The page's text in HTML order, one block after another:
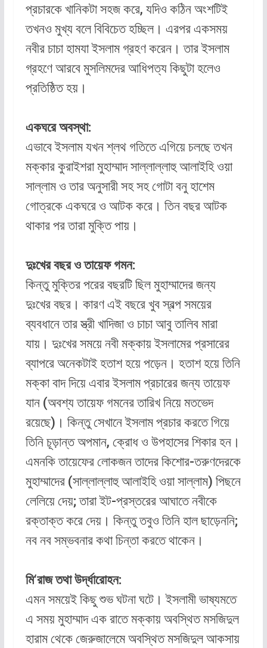
প্রচারকে খানিকটা সহজ করে, যদিও কঠিন অংশটিই
তখনও মুখ্য বলে বিবিচেত হচ্ছিল। এরপর একসময়
নবীর চাচা হামযা ইসলাম গ্রহণ করেন। তার ইসলাম
গ্রহণে আরবে মুসলিমদের আধিপত্য কিছুটা হলেও
প্রতিষ্ঠিত হয়।
একঘরে অবস্থা:
এভাবে ইসলাম যখন শ্লথ গতিতে এগিয়ে চলছে তখন
মক্কার কুরাইশরা মুহাম্মাদ সাল্লাল্লাহু আলাইহি ওয়া
সাল্লাম ও তার অনুসারী সহ সহ গোটা বনু হাশেম
গোত্রকে একঘরে ও আটক করে। তিন বছর আটক
থাকার পর তারা মুক্তি পায়।
দুঃখের বছর ও তায়েফ গমন:
কিন্তু মুক্তির পরের বছরটি ছিল মুহাম্মাদের জন্য
দুঃখের বছর। কারণ এই বছরে খুব স্বল্প সময়ের
ব্যবধানে তার স্ত্রী খাদিজা ও চাচা আবু তালিব মারা
যায়। দুঃখের সময়ে নবী মক্কায় ইসলামের প্রসারের
ব্যাপরে অনেকটাই হতাশ হয়ে পড়েন। হতাশ হয়ে তিনি
মক্কা বাদ দিয়ে এবার ইসলাম প্রচারের জন্য তায়েফ
যান (অবশ্য তায়েফ গমনের তারিখ নিয়ে মতভেদ
রয়েছে)। কিন্তু সেখানে ইসলাম প্রচার করতে গিয়ে
তিনি চূড়ান্ত অপমান, ক্রোধ ও উপহাসের শিকার হন।
এমনকি তায়েফের লোকজন তাদের কিশোর-তরুণদেরকে
মুহাম্মাদের (সাল্লাল্লাহু আলাইহি ওয়া সাল্লাম) পিছনে
লেলিয়ে দেয়; তারা ইট-প্রস্তরের আঘাতে নবীকে
রক্তাক্ত করে দেয়। কিন্তু তবুও তিনি হাল ছাড়েননি;
নব নব সম্ভবনার কথা চিন্তা করতে থাকেন।
মি‘রাজ তথা উর্দ্ধারোহন:
এমন সময়েই কিছু শুভ ঘটনা ঘটে। ইসলামী ভাষ্যমতে
এ সময় মুহাম্মাদ এক রাতে মক্কায় অবস্থিত মসজিদুল
হারাম থেকে জেরুজালেমে অবস্থিত মসজিদুল আকসায়